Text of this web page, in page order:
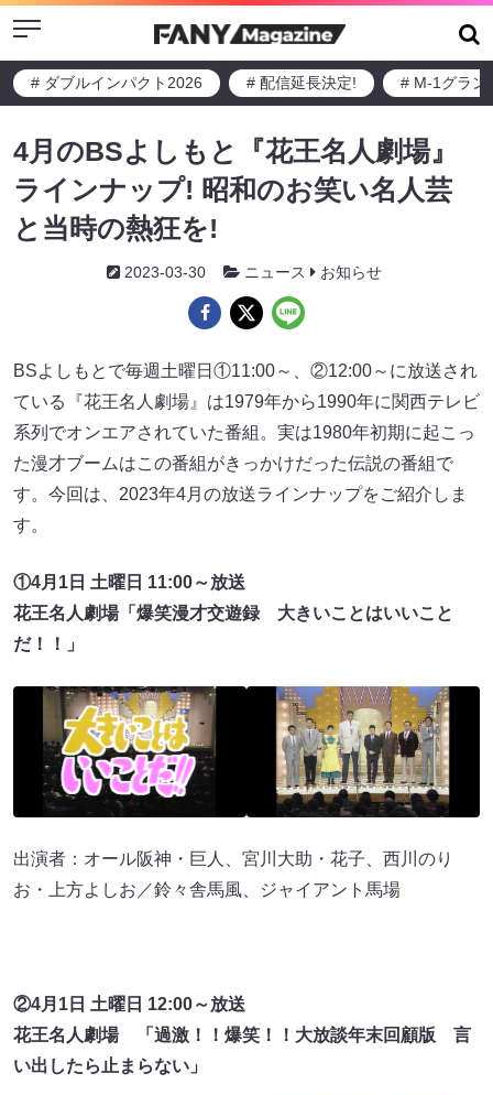
Menu
# ダブルインパクト2026 # 配信延長決定! # M-1グラン
4月のBSよしもと『花王名人劇場』
ラインナップ! 昭和のお笑い名人芸
と当時の熱狂を!
2023-03-30 ニュース お知らせ
BSよしもとで毎週土曜日①11:00～、②12:00～に放送され
ている『花王名人劇場』は1979年から1990年に関西テレビ
系列でオンエアされていた番組。実は1980年初期に起こっ
た漫才ブームはこの番組がきっかけだった伝説の番組で
す。今回は、2023年4月の放送ラインナップをご紹介しま
す。
①4月1日 土曜日 11:00～放送
花王名人劇場「爆笑漫才交遊録 大きいことはいいこと
だ！！」
出演者：オール阪神・巨人、宮川大助・花子、西川のり
お・上方よしお／鈴々舎馬風、ジャイアント馬場
②4月1日 土曜日 12:00～放送
花王名人劇場 「過激！！爆笑！！大放談年末回顧版 言
い出したら止まらない」